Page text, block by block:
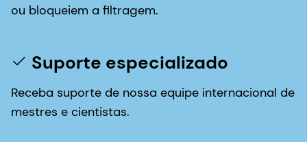
ou bloqueiem a filtragem.
Suporte especializado
Receba suporte de nossa equipe internacional de
mestres e cientistas.